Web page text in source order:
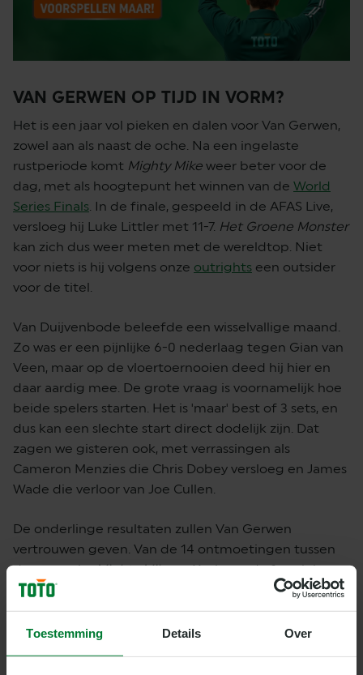
Toestemming Details Over
VAN GERWEN OP TIJD IN VORM?
Het is een jaar vol pieken en dalen voor Van Gerwen,
zowel aan als naast de oche. Na een ingelaste
rustperiode komt Mighty Mike weer beter voor de
dag, met als hoogtepunt het winnen van de World
Series Finals. In de finale, gespeeld in de AFAS Live,
versloeg hij Luke Littler met 11-7. Het Groene Monster
kan zich dus weer meten met de wereldtop. Niet
voor niets is hij volgens onze outrights een outsider
voor de titel.
Van Duijvenbode beleefde een wisselvallige maand.
Zo was er een pijnlijke 6-0 nederlaag tegen Gian van
Veen, maar op de vloertoernooien deed hij hier en
daar aardig mee. De grote vraag is voornamelijk hoe
beide spelers starten. Het is 'maar' best of 3 sets, en
dus kan een slechte start direct dodelijk zijn. Dat
zagen we gisteren ook, met verrassingen als
Cameron Menzies die Chris Dobey versloeg en James
Wade die verloor van Joe Cullen.
De onderlinge resultaten zullen Van Gerwen
vertrouwen geven. Van de 14 ontmoetingen tussen
de twee wistMighty Mikeer 11 winnend af te sluiten.
Dit jaar zijn onze twee landgenoten elkaar drie keer
tegengekomen. Van Gerwen won op de Dutch Darts
Masters en de UK Open (6-1, 10-8), terwijl Van